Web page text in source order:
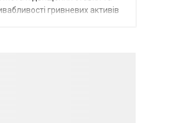
гривневих активів